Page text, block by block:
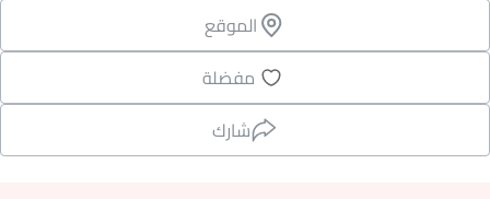
الموقع
مفضلة
شارك